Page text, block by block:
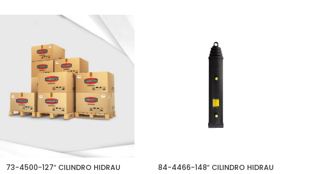
73-4500-127″ CILINDRO HIDRAU 84-4466-148″ CILINDRO HIDRAU